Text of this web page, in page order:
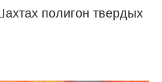
полигон твердых